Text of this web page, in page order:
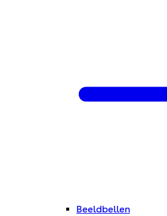
Beeldbellen